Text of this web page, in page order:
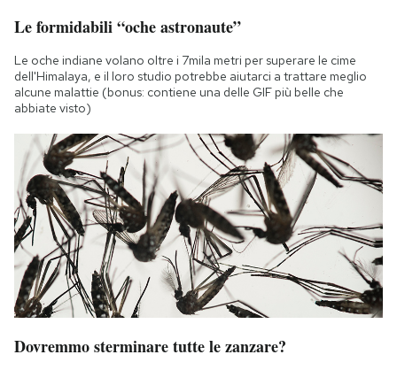
Le formidabili “oche astronaute”
Le oche indiane volano oltre i 7mila metri per superare le cime
dell'Himalaya, e il loro studio potrebbe aiutarci a trattare meglio
alcune malattie (bonus: contiene una delle GIF più belle che
abbiate visto)
Dovremmo sterminare tutte le zanzare?